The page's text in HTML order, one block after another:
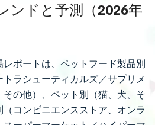
ンドと予測（2026年
レポートは、ペットフード製品別
トラシューティカルズ／サプリメ
の他）、ペット別（猫、犬、そ
コンビニエンスストア、オンラ